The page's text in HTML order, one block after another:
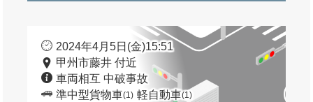
2024年4月5日(金)15:51
甲州市藤井 付近
車両相互 中破事故
準中型貨物車(1) 軽自動車(1)